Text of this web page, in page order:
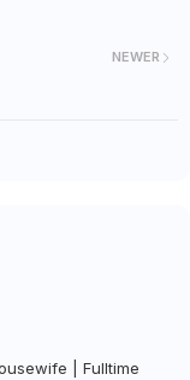
NEWER
| Fulltime